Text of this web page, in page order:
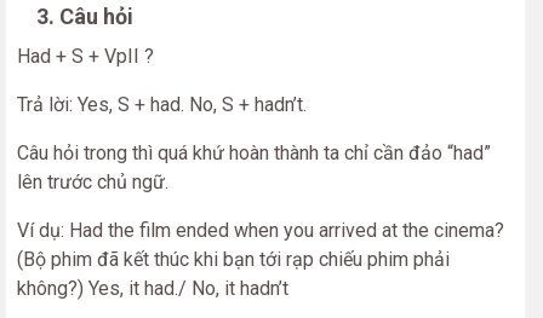
3. Câu hỏi
Had + S + VpII ?
Trả lời: Yes, S + had. No, S + hadn’t.
Câu hỏi trong thì quá khứ hoàn thành ta chỉ cần đảo “had”
lên trước chủ ngữ.
Ví dụ: Had the film ended when you arrived at the cinema?
(Bộ phim đã kết thúc khi bạn tới rạp chiếu phim phải
không?) Yes, it had./ No, it hadn’t